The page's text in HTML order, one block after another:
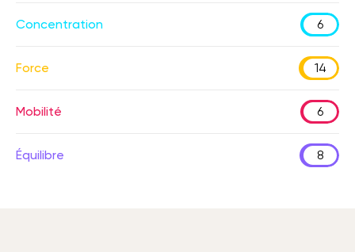
Concentration 6
Force 14
Mobilité 6
Équilibre 8